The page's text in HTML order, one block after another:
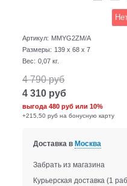
Артикул: MMYG2ZM/A
Размеры: 139 x 68 x 7
Вес: 0,07 кг.
4 790 руб
4 310 руб
выгода480 руб или10%
+215,50 руб на бонусную карту
Доставка в Москва
Забрать из магазина
Курьерская доставка (1